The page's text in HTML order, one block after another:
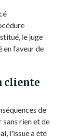
le juge
en faveur de
cliente
de
rien et de
l'issue a été